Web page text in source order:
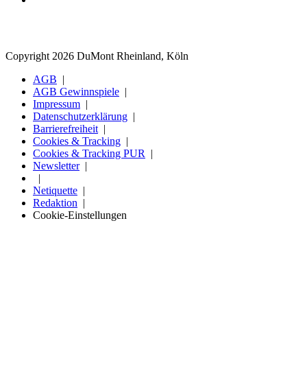
Copyright 2026 DuMont Rheinland, Köln
AGB
AGB Gewinnspiele
Impressum
Datenschutzerklärung
Barrierefreiheit
Cookies & Tracking
Cookies & Tracking PUR
Newsletter
Netiquette
Redaktion
Cookie-Einstellungen